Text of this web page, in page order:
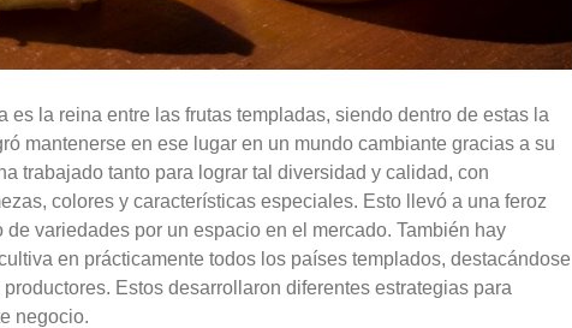
es la reina entre las frutas templadas, siendo dentro de estas la
mantenerse en ese lugar en un mundo cambiante gracias a su
trabajado tanto para lograr tal diversidad y calidad, con
colores y características especiales. Esto llevó a una feroz
variedades por un espacio en el mercado. También hay
en prácticamente todos los países templados, destacándose
Estos desarrollaron diferentes estrategias para
negocio.